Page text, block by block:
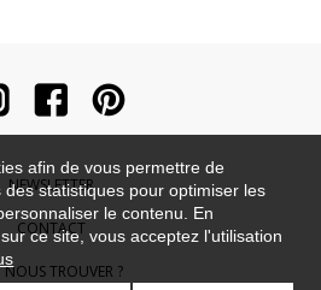
NEWSLETTER
CONTACT
TROUVER ?
afin de vous permettre de
statistiques pour optimiser les
le contenu. En
ce site, vous acceptez l'utilisation